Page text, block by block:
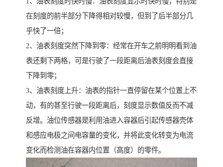
在刻度的前半部分下降得相对较慢，但到了后半部分几
乎快了一倍；
2、油表刻度突然下降到零：经常在开车之前明明看到油
表还剩下两格，可是行驶了一段距离后油表刻度会直接
下降到零；
3、油表刻度上升：油表的指针一直停留在某个位置上不
动，有的甚至行驶一段距离后，刻度显示数值反而不减
反增。油位传感器是利用油进入容器后引起传感器壳体
和感应电极之间电容量的变化，并将此变化转变为电流
变化而检测油在容器内位置（高度）的零件。